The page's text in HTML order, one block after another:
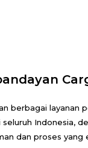
berbagai layanan
Indonesia,
dan proses yang